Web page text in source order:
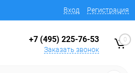
Вход Регистрация
+7 (495) 225-76-53
Заказать звонок
0